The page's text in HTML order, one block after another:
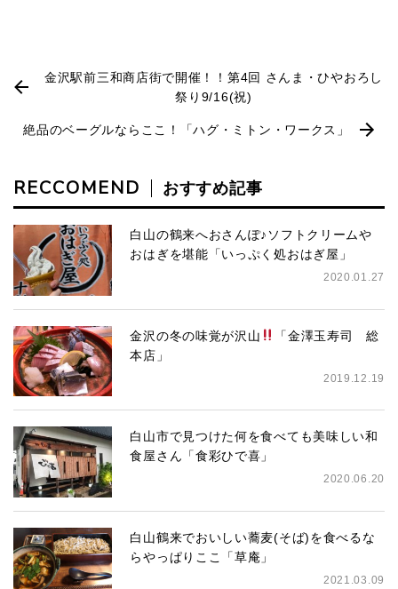
金沢駅前三和商店街で開催！！第4回 さんま・ひやおろし
祭り9/16(祝)
絶品のベーグルならここ！「ハグ・ミトン・ワークス」
RECCOMEND おすすめ記事
白山の鶴来へおさんぽ♪ソフトクリームや
おはぎを堪能「いっぷく処おはぎ屋」
2020.01.27
金沢の冬の味覚が沢山
「金澤玉寿司 総
本店」
2019.12.19
白山市で見つけた何を食べても美味しい和
食屋さん「食彩ひで喜」
2020.06.20
白山鶴来でおいしい蕎麦(そば)を食べるな
らやっぱりここ「草庵」
2021.03.09